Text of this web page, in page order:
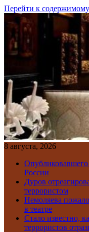
Перейти к содержимому
8 августа, 2026
России
Дуров
террористом
Немоляева
в театре
Стало известно,
террористов